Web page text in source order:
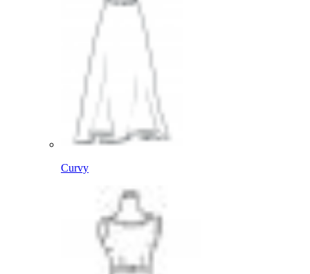
Curvy